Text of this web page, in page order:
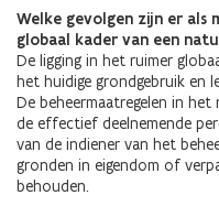
Welke gevolgen zijn er als
globaal kader van een
De ligging in het ruimer
het huidige grondgebruik en
De beheermaatregelen in
de effectief deelnemende
van de indiener van het
gronden in eigendom of
behouden.